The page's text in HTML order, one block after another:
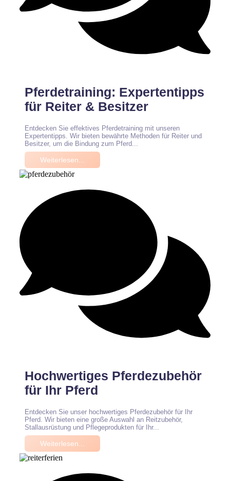
Pferdetraining: Expertentipps
für Reiter & Besitzer
Entdecken Sie effektives Pferdetraining mit unseren
Expertentipps. Wir bieten bewährte Methoden für Reiter und
Besitzer, um die Bindung zum Pferd...
Weiterlesen...
Hochwertiges Pferdezubehör
für Ihr Pferd
Entdecken Sie unser hochwertiges Pferdezubehör für Ihr
Pferd. Wir bieten eine große Auswahl an Reitzubehör,
Stallausrüstung und Pflegeprodukten für Ihr...
Weiterlesen...